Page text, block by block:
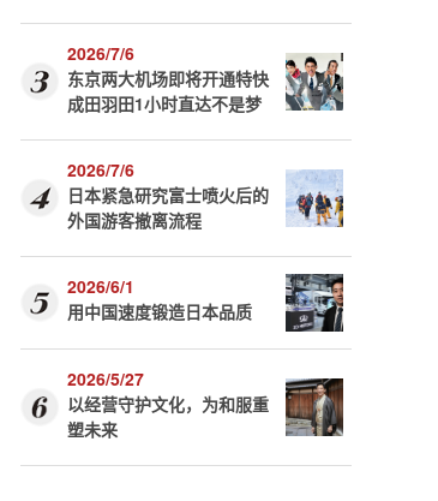
2026/7/6
东京两大机场即将开通特快
成田羽田1小时直达不是梦
2026/7/6
日本紧急研究富士喷火后的
外国游客撤离流程
2026/6/1
用中国速度锻造日本品质
2026/5/27
以经营守护文化，为和服重
塑未来